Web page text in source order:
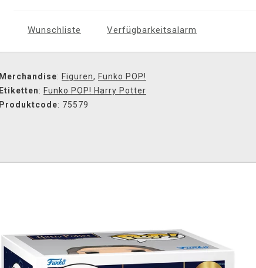
Wunschliste Verfügbarkeitsalarm
Merchandise: Figuren, Funko POP!
Etiketten: Funko POP! Harry Potter
Produktcode: 75579